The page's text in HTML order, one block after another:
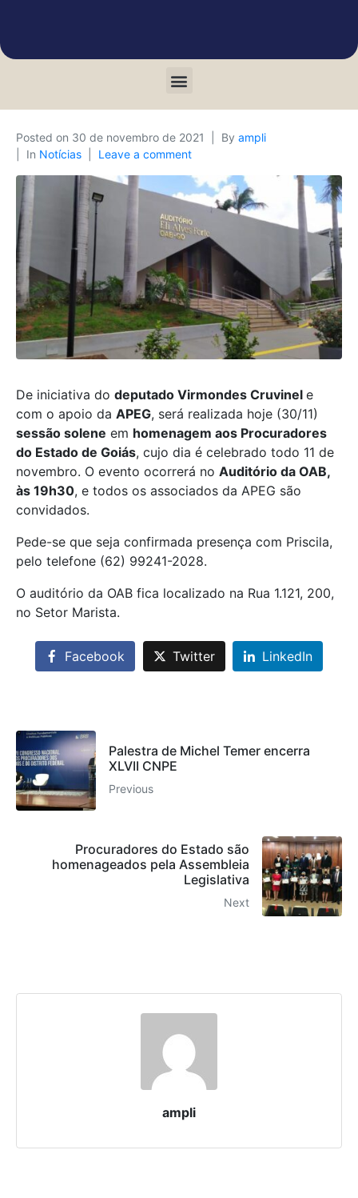
Posted on 30 de novembro de 2021 By ampli
In Notícias Leave a comment
De iniciativa do deputado Virmondes Cruvinel e
com o apoio da APEG, será realizada hoje (30/11)
sessão solene em homenagem aos Procuradores
do Estado de Goiás, cujo dia é celebrado todo 11 de
novembro. O evento ocorrerá no Auditório da OAB,
às 19h30, e todos os associados da APEG são
convidados.
Pede-se que seja confirmada presença com Priscila,
pelo telefone (62) 99241-2028.
O auditório da OAB fica localizado na Rua 1.121, 200,
no Setor Marista.
Facebook Twitter LinkedIn
Palestra de Michel Temer encerra
XLVII CNPE
Previous
Procuradores do Estado são
homenageados pela Assembleia
Legislativa
Next
ampli